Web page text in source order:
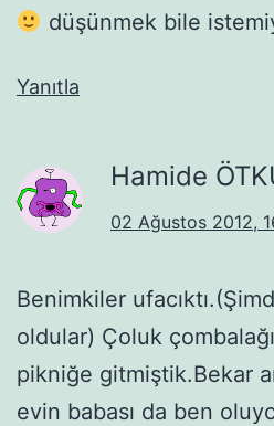
düşünmek bile
Yanıtla
Hamide
02 Ağustos 2012,
Benimkiler
oldular) Çoluk
pikniğe gitmiştik.Bekar
evin babası da ben